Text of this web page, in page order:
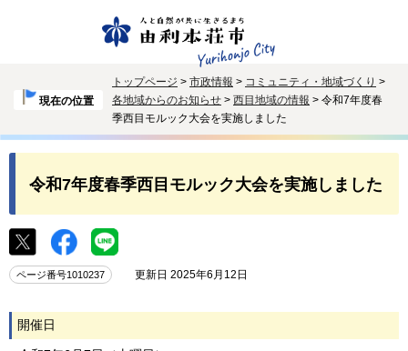
現在の位置
トップページ > 市政情報 > コミュニティ・地域づくり >
各地域からのお知らせ > 西目地域の情報 > 令和7年度春
季西目モルック大会を実施しました
令和7年度春季西目モルック大会を実施しました
ページ番号1010237 更新日 2025年6月12日
開催日